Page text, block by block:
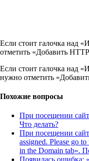
Если стоит галочка над
отметить «Добавить
Если стоит галочка над
нужно отметить
Похожие вопросы
При посещении
Что делать?
При посещении
assigned. Please go
in the Domain tab».